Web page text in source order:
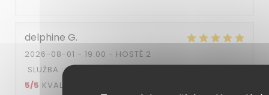
delphine G
2026-08-01 - 19:00 - HOSTÉ 2
SLUŽBA : 5
5/5 KVALITA / CENA